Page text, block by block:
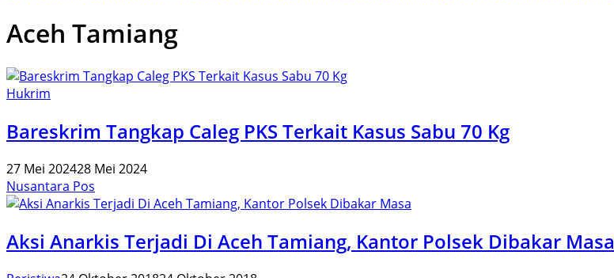
Aceh Tamiang
Hukrim
Bareskrim Tangkap Caleg PKS Terkait Kasus Sabu 70 Kg
27 Mei 202428 Mei 2024
Nusantara Pos
Aksi Anarkis Terjadi Di Aceh Tamiang, Kantor Polsek Dibakar Masa